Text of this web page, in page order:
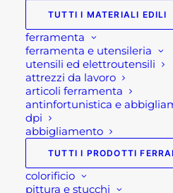
TUTTI I MATERIALI EDILI
ferramenta
ferramenta e utensileria
utensili ed elettroutensili
attrezzi da lavoro
articoli ferramenta
antinfortunistica e
dpi
abbigliamento
TUTTI I PRODOTTI
colorificio
pittura e stucchi
ALLUNGABILE
CUCINA DA
BRABURA LITE
3.230,00€
Più apprezzati
FONTANA
119,00€